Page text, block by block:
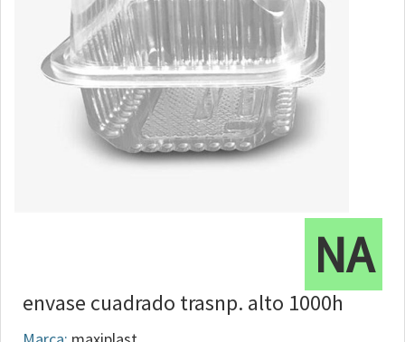
NA
envase cuadrado trasnp. alto 1000h